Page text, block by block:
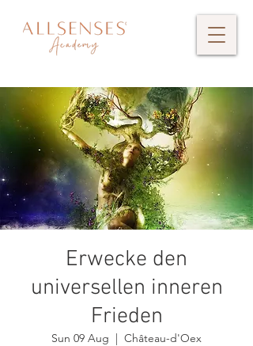
Erwecke den
universellen inneren
Frieden
Sun 09 Aug
  |
Château-d'Oex